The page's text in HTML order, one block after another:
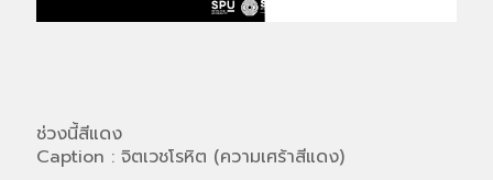
ช่วงนี้สีแดง
Caption : จิตเวชโรหิต (ความเศร้าสีแดง)